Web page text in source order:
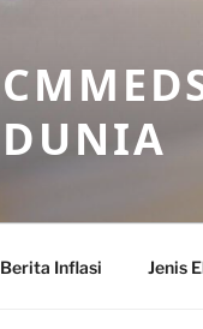
DUNIA
Berita Inflasi Jenis